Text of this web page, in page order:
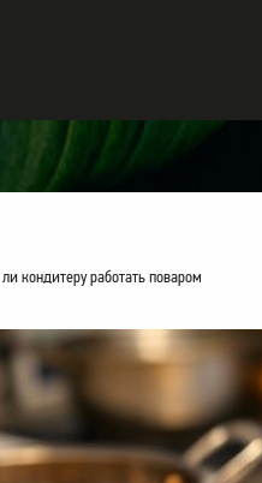
кондитеру работать поваром